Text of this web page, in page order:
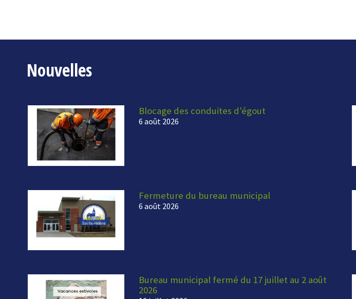
Nouvelles
Blocage des conduites d'égout
6 août 2026
Fermeture du bureau municipal
6 août 2026
Bureau municipal fermé du 17 juillet au 2 août
2026